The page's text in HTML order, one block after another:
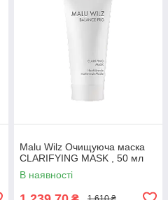
Malu Wilz Очищуюча маска
CLARIFYING MASK , 50 мл
В наявності